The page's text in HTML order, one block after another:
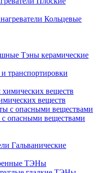
Кольцевые
Тэны керамические
транспортировки
веществ
опасными веществами
Гальванические
ТЭНы